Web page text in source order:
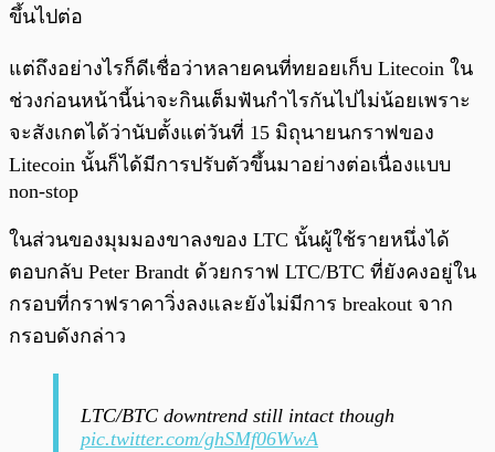
ขึ้นไปต่อ
แต่ถึงอย่างไรก็ดีเชื่อว่าหลายคนที่ทยอยเก็บ Litecoin ใน
ช่วงก่อนหน้านี้น่าจะกินเต็มฟันกำไรกันไปไม่น้อยเพราะ
จะสังเกตได้ว่านับตั้งแต่วันที่ 15 มิถุนายนกราฟของ
Litecoin นั้นก็ได้มีการปรับตัวขึ้นมาอย่างต่อเนื่องแบบ
non-stop
ในส่วนของมุมมองขาลงของ LTC นั้นผู้ใช้รายหนึ่งได้
ตอบกลับ Peter Brandt ด้วยกราฟ LTC/BTC ที่ยังคงอยู่ใน
กรอบที่กราฟราคาวิ่งลงและยังไม่มีการ breakout จาก
กรอบดังกล่าว
LTC/BTC downtrend still intact though
pic.twitter.com/ghSMf06WwA